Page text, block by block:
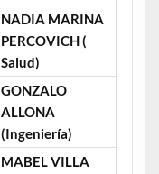
NADIA MARINA
PERCOVICH (
Salud)
GONZALO
ALLONA
(Ingeniería)
MABEL VILLA